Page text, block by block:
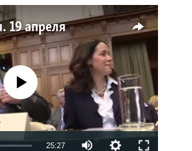
19 апреля
currently available
25:27